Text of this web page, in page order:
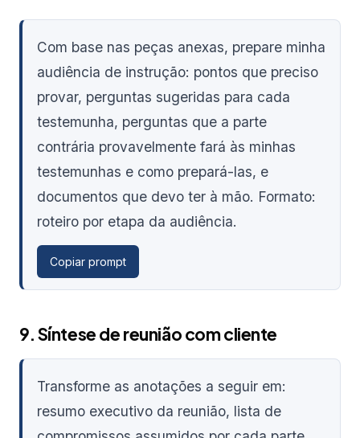
Com base nas peças anexas, prepare minha
audiência de instrução: pontos que preciso
provar, perguntas sugeridas para cada
testemunha, perguntas que a parte
contrária provavelmente fará às minhas
testemunhas e como prepará-las, e
documentos que devo ter à mão. Formato:
roteiro por etapa da audiência.
Copiar prompt
9. Síntese de reunião com cliente
Transforme as anotações a seguir em:
resumo executivo da reunião, lista de